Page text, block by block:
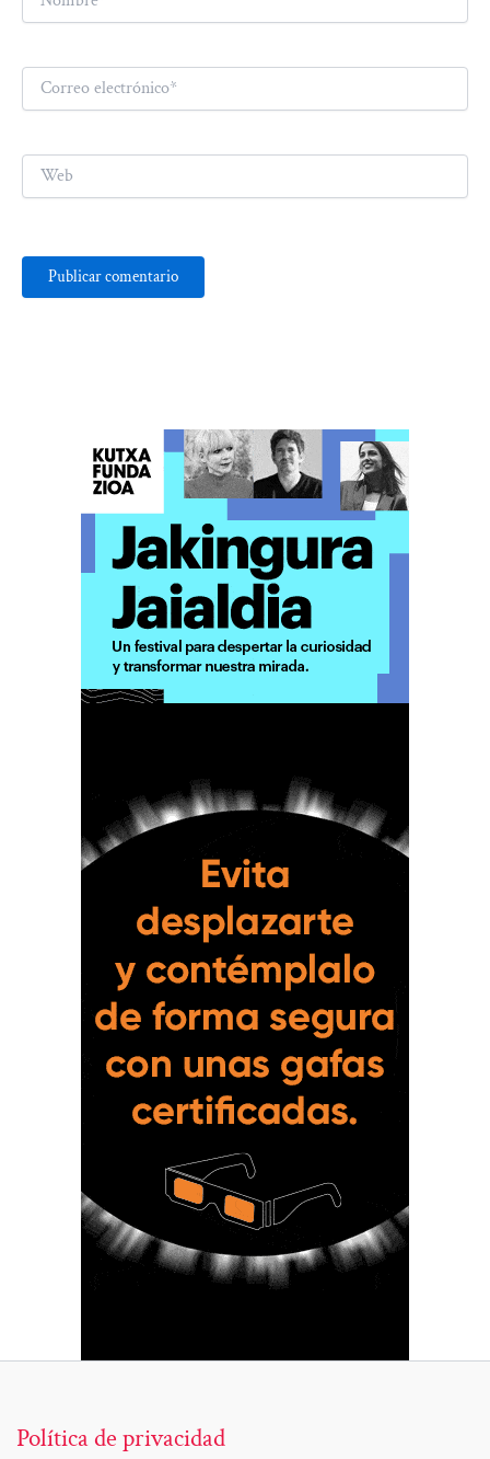
Correo
electrónico*
Web
Política de privacidad